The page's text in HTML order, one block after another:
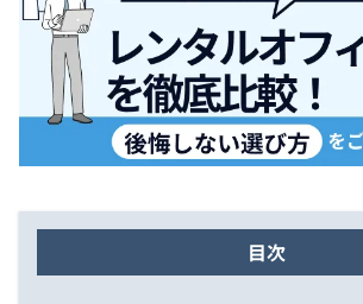
目次